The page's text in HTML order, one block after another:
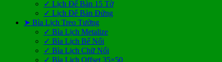
✓ Lịch Để Bàn 15 Tờ
✓ Lịch Để Bàn Đứng
➤ Bìa Lịch Treo Tường
✓ Bìa Lịch Metalize
✓ Bìa Lịch Bế Nổi
✓ Bìa Lịch Chữ Nổi
✓ Bìa Lịch Offset 35×50